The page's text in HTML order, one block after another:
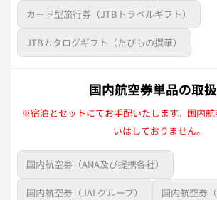
カード型旅行券（JTBトラベルギフト）
JTBカタログギフト（たびもの撰華）
国内航空券単品の取
※宿泊とセットにてお手配いたします。国内
いはしておりません。
国内航空券（ANA及び提携各社）
国内航空券（JALグループ） 国内航空券（